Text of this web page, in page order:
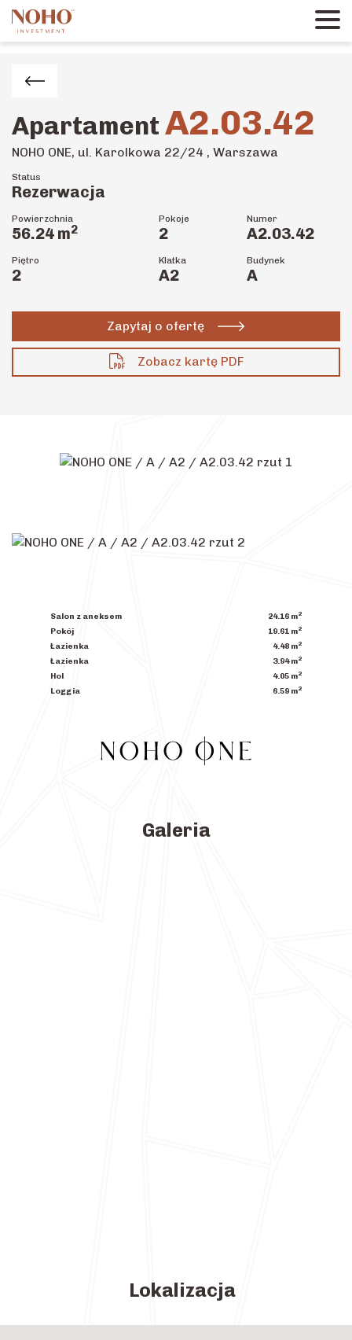
Apartament A2.03.42
NOHO ONE, ul. Karolkowa 22/24 , Warszawa
Status
Rezerwacja
Powierzchnia
56.24 m2
Pokoje
2
Numer
A2.03.42
Piętro
2
Klatka
A2
Budynek
A
Zapytaj o ofertę
Zobacz kartę PDF
Salon z aneksem 24.16 m2
Pokój 19.61 m2
Łazienka 4.48 m2
Łazienka 3.94m2
Hol 4.05 m2
Loggia 6.59 m2
Galeria
Lokalizacja